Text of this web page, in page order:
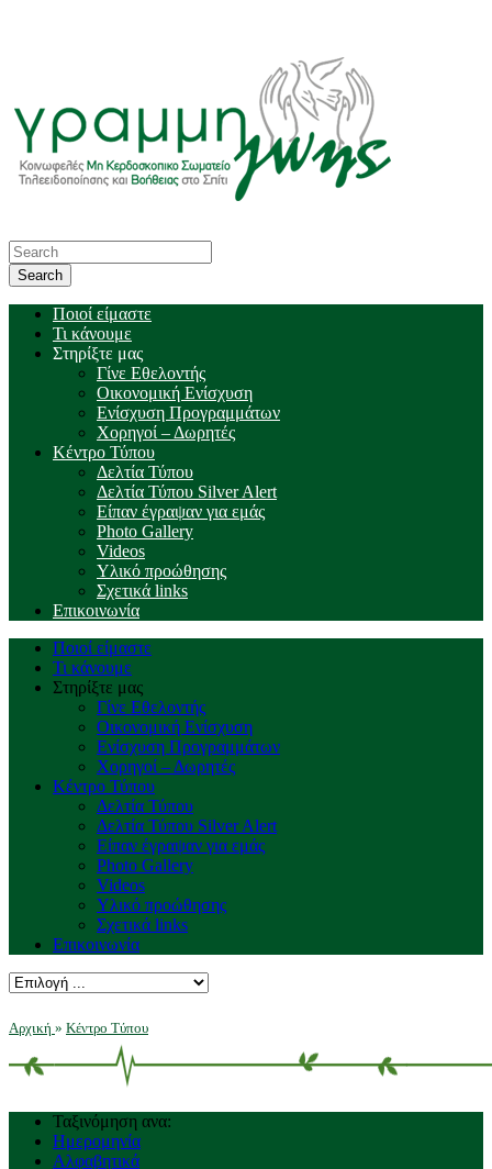
Ποιοί είμαστε
Τι κάνουμε
Στηρίξτε μας
Γίνε Εθελοντής
Οικονομική Ενίσχυση
Ενίσχυση Προγραμμάτων
Χορηγοί – Δωρητές
Κέντρο Τύπου
Δελτία Τύπου
Δελτία Τύπου Silver Alert
Είπαν έγραψαν για εμάς
Photo Gallery
Videos
Υλικό προώθησης
Σχετικά links
Επικοινωνία
Ποιοί είμαστε
Τι κάνουμε
Στηρίξτε μας
Γίνε Εθελοντής
Οικονομική Ενίσχυση
Ενίσχυση Προγραμμάτων
Χορηγοί – Δωρητές
Κέντρο Τύπου
Δελτία Τύπου
Δελτία Τύπου Silver Alert
Είπαν έγραψαν για εμάς
Photo Gallery
Videos
Υλικό προώθησης
Σχετικά links
Επικοινωνία
Αρχική » Κέντρο Τύπου
Ταξινόμηση ανα:
Ημερομηνία
Αλφαβητικά